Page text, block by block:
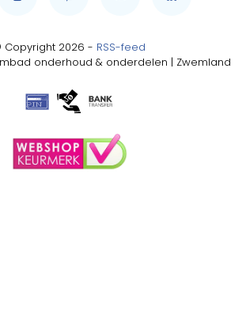
Copyright 2026 - RSS-feed
onderhoud & onderdelen | Zwemland